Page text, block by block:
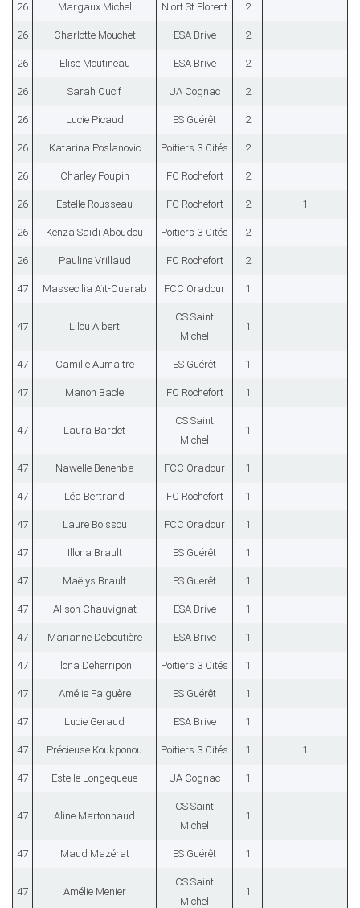
26 Margaux Michel Niort St Florent 2
26 Charlotte Mouchet ESA Brive 2
26 Elise Moutineau ESA Brive 2
26 Sarah Oucif UA Cognac 2
26 Lucie Picaud ES Guérêt 2
26 Katarina Poslanovic Poitiers 3 Cités 2
26 Charley Poupin FC Rochefort 2
26 Estelle Rousseau FC Rochefort 2 1
26 Kenza Saidi Aboudou Poitiers 3 Cités 2
26 Pauline Vrillaud FC Rochefort 2
47 Massecilia Aït-Ouarab FCC Oradour 1
47 Lilou Albert
CS Saint
Michel
1
47 Camille Aumaitre ES Guérêt 1
47 Manon Bacle FC Rochefort 1
47 Laura Bardet
CS Saint
Michel
1
47 Nawelle Benehba FCC Oradour 1
47 Léa Bertrand FC Rochefort 1
47 Laure Boissou FCC Oradour 1
47 Illona Brault ES Guérêt 1
47 Maëlys Brault ES Guerêt 1
47 Alison Chauvignat ESA Brive 1
47 Marianne Deboutière ESA Brive 1
47 Ilona Deherripon Poitiers 3 Cités 1
47 Amélie Falguère ES Guérêt 1
47 Lucie Geraud ESA Brive 1
47 Précieuse Koukponou Poitiers 3 Cités 1 1
47 Estelle Longequeue UA Cognac 1
47 Aline Martonnaud
CS Saint
Michel
1
47 Maud Mazérat ES Guérêt 1
47 Amélie Menier
CS Saint
Michel
1